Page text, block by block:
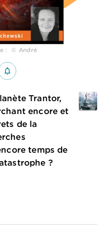
: © André
notifications_none_outlined
Trantor,
encore et
de la
temps de
?